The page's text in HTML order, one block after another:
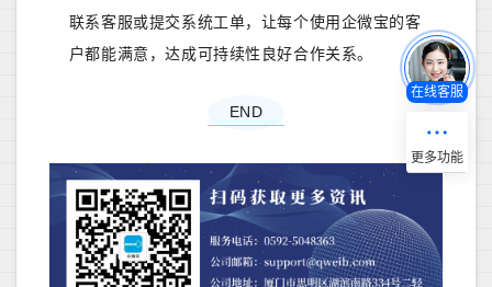
联系客服或提交系统工单，让每个使用企微宝的客
户都能满意，达成可持续性良好合作关系。
END
在线客服